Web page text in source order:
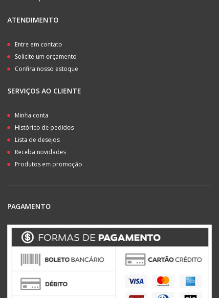
ATENDIMENTO
Entre em contato
Solicite um orçamento
Confira nosso estoque
SERVIÇOS AO CLIENTE
Minha conta
Histórico de pedidos
Lista de desejos
Receba novidades
Produtos em promoção
PAGAMENTO